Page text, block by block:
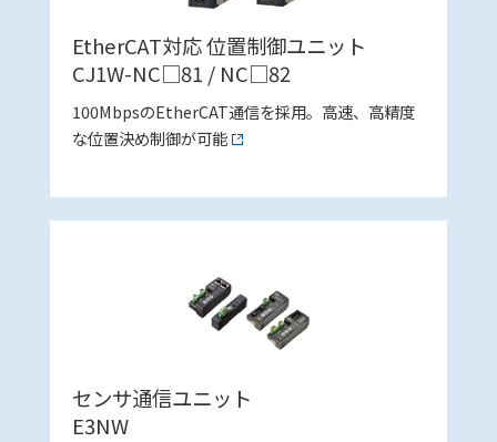
EtherCAT対応 位置制御ユニット
CJ1W-NC□81 / NC□82
100MbpsのEtherCAT通信を採用。高速、高精度
な位置決め制御が可能
センサ通信ユニット
E3NW